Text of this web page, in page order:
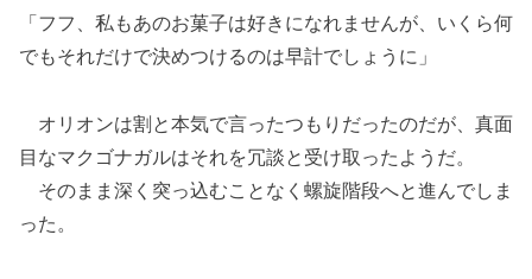
「フフ、私もあのお菓子は好きになれませんが、いくら何
でもそれだけで決めつけるのは早計でしょうに」
オリオンは割と本気で言ったつもりだったのだが、真面
目なマクゴナガルはそれを冗談と受け取ったようだ。
そのまま深く突っ込むことなく螺旋階段へと進んでしま
った。